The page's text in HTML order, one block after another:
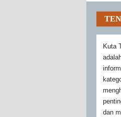
Kuta
dan